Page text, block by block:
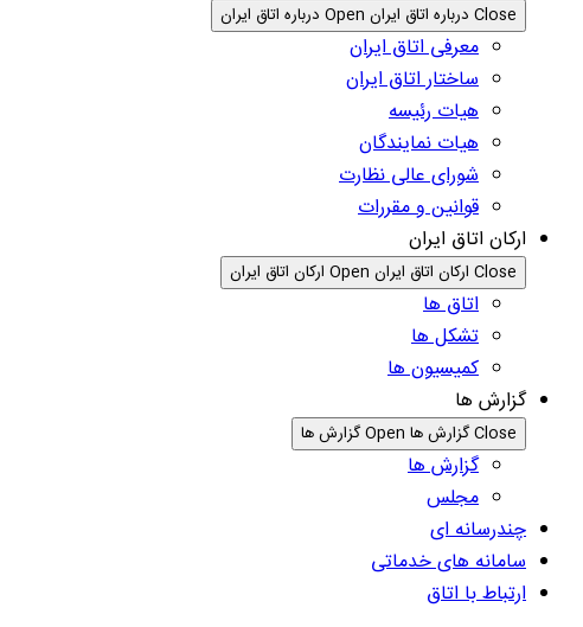
Close درباره اتاق ایران Open درباره اتاق ایران
معرفی اتاق ایران
ساختار اتاق ایران
هیات رئیسه
هیات نمایندگان
شورای عالی نظارت
قوانین و مقررات
ارکان اتاق ایران
Close ارکان اتاق ایران Open ارکان اتاق ایران
اتاق ها
تشکل ها
کمیسیون ها
گزارش ها
Close گزارش ها Open گزارش ها
گزارش ها
مجلس
چندرسانه ای
سامانه های خدماتی
ارتباط با اتاق